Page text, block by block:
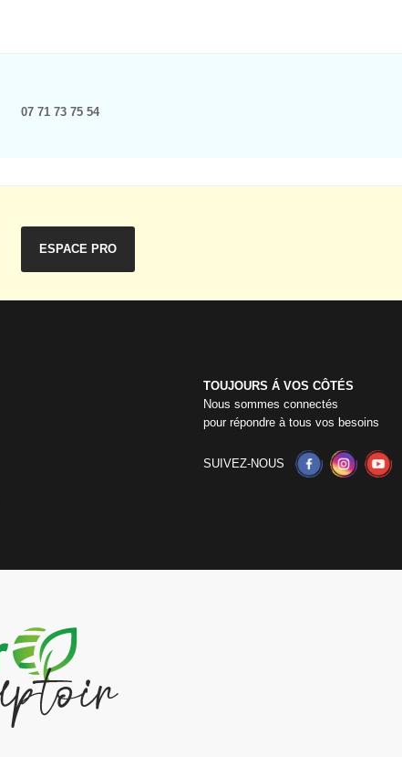
07 71 73 75 54
ESPACE PRO
TOUJOURS Á VOS CÔTÉS
Nous sommes connectés
pour répondre à tous vos besoins
SUIVEZ-NOUS